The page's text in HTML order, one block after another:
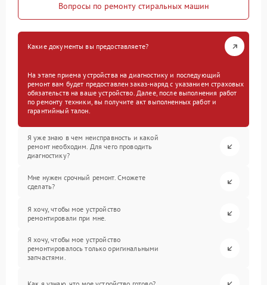
Вопросы по ремонту стиральных машин
Какие документы вы предоставляете?
На этапе приема устройства на диагностику и последующий
ремонт вам будет предоставлен заказ-наряд с указанием страховых
обязательств на ваше устройство. Далее, после выполнения работ
по ремонту техники, вы получите акт выполненных работ и
гарантийный талон.
Я уже знаю в чем неисправность и какой
ремонт необходим. Для чего проводить
диагностику?
Мне нужен срочный ремонт. Сможете
сделать?
Я хочу, чтобы мое устройство
ремонтировали при мне.
Я хочу, чтобы мое устройство
ремонтировалось только оригинальными
запчастями.